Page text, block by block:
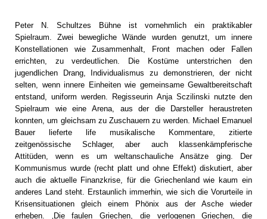
Peter N. Schultzes Bühne ist vornehmlich ein praktikabler
Spielraum. Zwei bewegliche Wände wurden genutzt, um innere
Konstellationen wie Zusammenhalt, Front machen oder Fallen
errichten, zu verdeutlichen. Die Kostüme unterstrichen den
jugendlichen Drang, Individualismus zu demonstrieren, der nicht
selten, wenn innere Einheiten wie gemeinsame Gewaltbereitschaft
entstand, uniform werden. Regisseurin Anja Sczilinski nutzte den
Spielraum wie eine Arena, aus der die Darsteller heraustreten
konnten, um gleichsam zu Zuschauern zu werden. Michael Emanuel
Bauer lieferte life musikalische Kommentare, zitierte
zeitgenössische Schlager, aber auch klassenkämpferische
Attitüden, wenn es um weltanschauliche Ansätze ging. Der
Kommunismus wurde (recht platt und ohne Effekt) diskutiert, aber
auch die aktuelle Finanzkrise, für die Griechenland wie kaum ein
anderes Land steht. Erstaunlich immerhin, wie sich die Vorurteile in
Krisensituationen gleich einem Phönix aus der Asche wieder
erheben. ‚Die faulen Griechen, die verlogenen Griechen, die